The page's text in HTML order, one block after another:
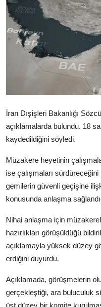
İletişim
Türkçe
İran Dışişleri Bakanlığı
açıklamalarda bulundu. 18
kaydedildiğini söyledi.
Müzakere heyetinin
ise çalışmaları
gemilerin güvenli geçişine iliş
konusunda anlaşma sağland
Nihai anlaşma için
hazırlıkları görüşüldüğü
açıklamayla yüksek düzey
erdiğini duyurdu.
Açıklamada, görüşmelerin
gerçekleştiği, ara buluculuk